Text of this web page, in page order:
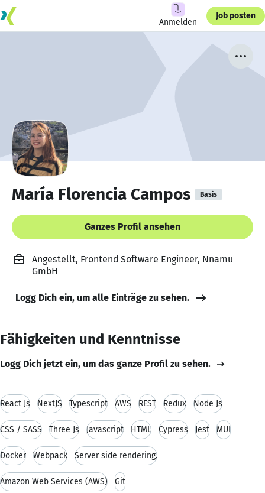
Anmelden
Job posten
María Florencia Campos Basis
Ganzes Profil ansehen
Angestellt, Frontend Software Engineer, Nnamu
GmbH
Logg Dich ein, um alle Einträge zu sehen.
Fähigkeiten und Kenntnisse
Logg Dich jetzt ein, um das ganze Profil zu sehen.
React Js NextJS Typescript AWS REST Redux Node Js
CSS / SASS Three Js Javascript HTML Cypress Jest MUI
Docker Webpack Server side rendering.
Amazon Web Services (AWS) Git